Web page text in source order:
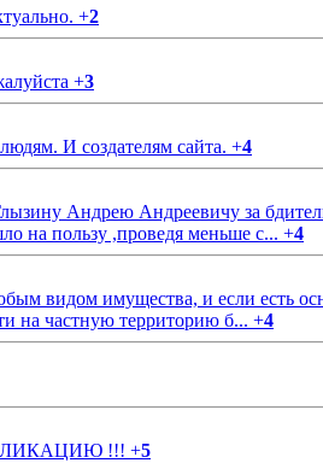
+2
+3
И создателям сайта. +4
Андрею Андреевичу за
на пользу ,проведя меньше с... +4
видом имущества, и если есть
на частную территорию б... +4
!!! +5